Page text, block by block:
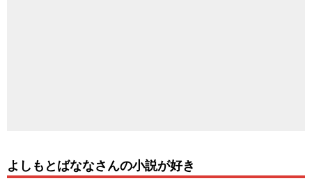
よしもとばななさんの小説が好き